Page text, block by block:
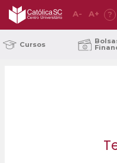
A- A+ ?
Cursos